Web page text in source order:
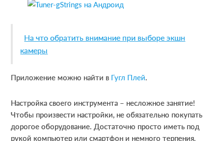
На что обратить внимание при выборе экшн
камеры
Приложение можно найти в Гугл Плей.
Настройка своего инструмента – несложное занятие!
Чтобы произвести настройки, не обязательно покупать
дорогое оборудование. Достаточно просто иметь под
рукой компьютер или смартфон и немного терпения.